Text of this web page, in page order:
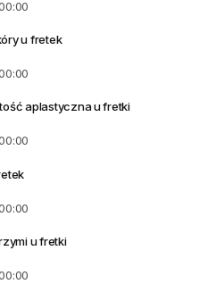
u fretek
aplastyczna u fretki
u fretki